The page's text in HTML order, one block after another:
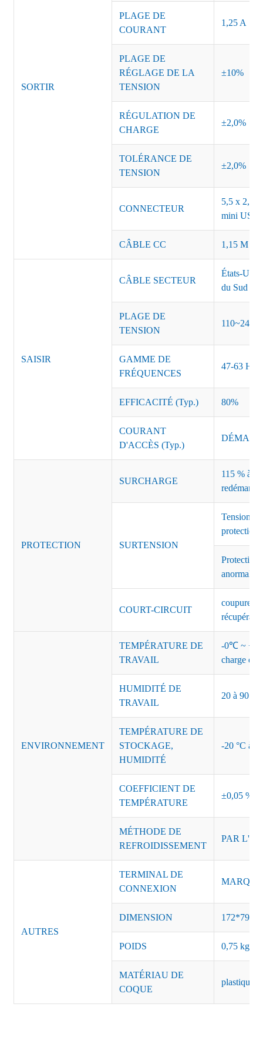
SORTIR
PLAGE DE
COURANT
1,25 A
PLAGE DE
RÉGLAGE DE LA
TENSION
±10%
RÉGULATION DE
CHARGE
±2,0%
TOLÉRANCE DE
TENSION
±2,0%
CONNECTEUR
5,5 x 2,5,
mini USB
CÂBLE CC 1,15 M ou
SAISIR
CÂBLE SECTEUR
États-Unis
du Sud
PLAGE DE
TENSION
110~240
GAMME DE
FRÉQUENCES
47-63 Hz
EFFICACITÉ (Typ.) 80%
COURANT
D'ACCÈS (Typ.)
PROTECTION
SURCHARGE
115 % à
SURTENSION
Tension
protection
Protection
anormales
COURT-CIRCUIT
coupure
ENVIRONNEMENT
TEMPÉRATURE DE
TRAVAIL
-0℃ ~
charge de
HUMIDITÉ DE
TRAVAIL
20 à 90 %
TEMPÉRATURE DE
STOCKAGE,
HUMIDITÉ
-20 °C à
COEFFICIENT DE
TEMPÉRATURE
±0,05 %/
MÉTHODE DE
REFROIDISSEMENT
PAR
AUTRES
TERMINAL DE
CONNEXION
DIMENSION
POIDS 0,75 kg/
MATÉRIAU DE
COQUE
plastique